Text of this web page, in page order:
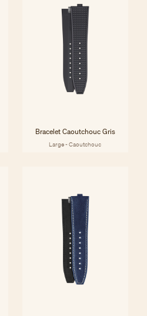
Bracelet Caoutchouc Gris
Large - Caoutchouc